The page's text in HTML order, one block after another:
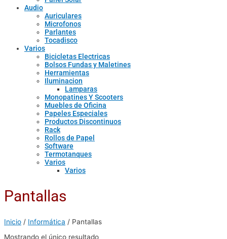
Audio
Auriculares
Microfonos
Parlantes
Tocadisco
Varios
Bicicletas Electricas
Bolsos Fundas y Maletines
Herramientas
Iluminacion
Lamparas
Monopatines Y Scooters
Muebles de Oficina
Papeles Especiales
Productos Discontinuos
Rack
Rollos de Papel
Software
Termotanques
Varios
Varios
Pantallas
Inicio / Informática / Pantallas
Mostrando el único resultado